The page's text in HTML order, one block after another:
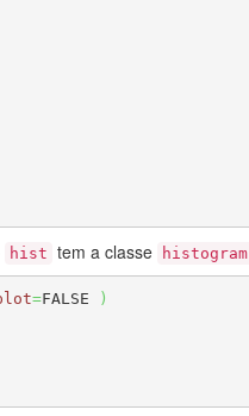
hist tem a classe histogram
=FALSE
)